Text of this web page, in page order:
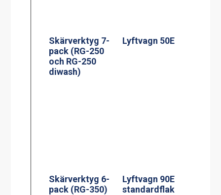
Skärverktyg 7-
pack (RG-250
och RG-250
diwash)
Lyftvagn 50E
Skärverktyg 6-
pack (RG-350)
Lyftvagn 90E
standardflak